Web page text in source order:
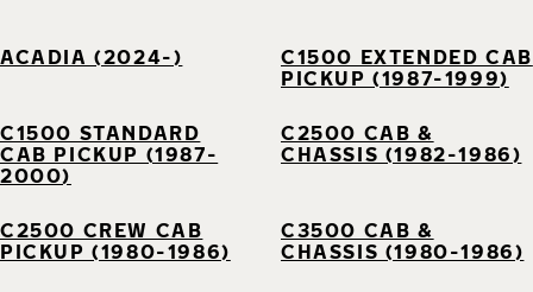
ACADIA (2024-)
C1500 EXTENDED CAB
PICKUP (1987-1999)
C1500 STANDARD
CAB PICKUP (1987-
2000)
C2500 CAB &
CHASSIS (1982-1986)
C2500 CREW CAB
PICKUP (1980-1986)
C3500 CAB &
CHASSIS (1980-1986)